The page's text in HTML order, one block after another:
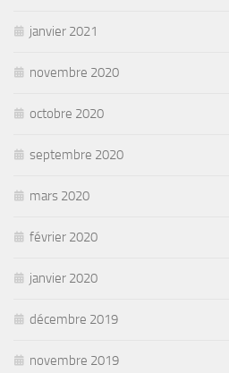
janvier 2021
novembre 2020
octobre 2020
septembre 2020
mars 2020
février 2020
janvier 2020
décembre 2019
novembre 2019